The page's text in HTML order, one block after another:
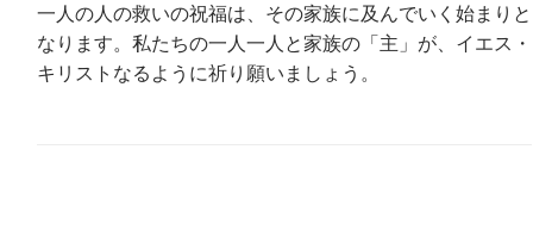
一人の人の救いの祝福は、その家族に及んでいく始まりと
なります。私たちの一人一人と家族の「主」が、イエス・
キリストなるように祈り願いましょう。